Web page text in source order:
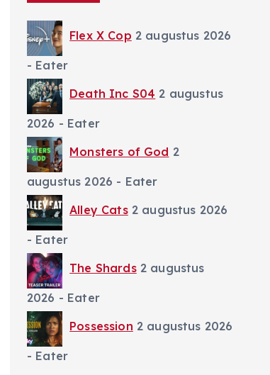
Flex X Cop 2 augustus 2026
- Eater
Death Inc S04 2 augustus
2026 - Eater
Monsters of God 2
augustus 2026 - Eater
Alley Cats 2 augustus 2026
- Eater
The Shards 2 augustus
2026 - Eater
Possession 2 augustus 2026
- Eater